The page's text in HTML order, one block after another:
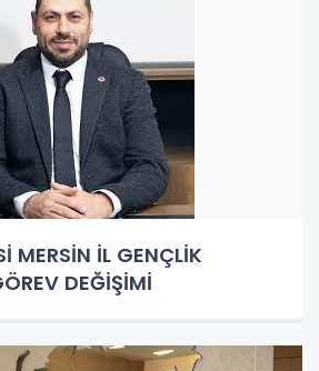
MERSİN İL GENÇLİK
DEĞİŞİMİ